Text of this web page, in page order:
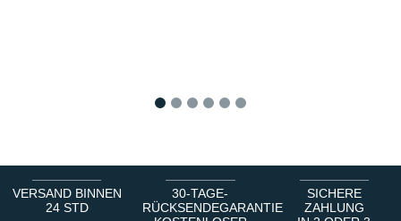
VERSAND BINNEN
24 STD
30-TAGE-
RÜCKSENDEGARANTIE
SICHERE
ZAHLUNG